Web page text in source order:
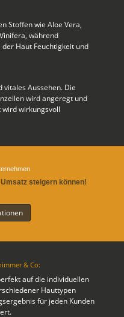
Stoffen wie Aloe Vera,
während
Haut Feuchtigkeit und
vitales Aussehen. Die
wird angeregt und
wirkungsvoll
steigern können!
& Co:
auf die individuellen
Hauttypen
für jeden Kunden